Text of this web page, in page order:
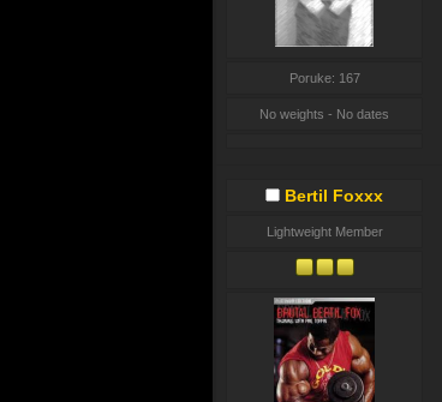
Poruke: 167
No weights - No dates
Bertil Foxxx
Lightweight Member